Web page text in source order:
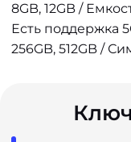
8GB, 12GB /
Есть поддержка
256GB, 512GB /